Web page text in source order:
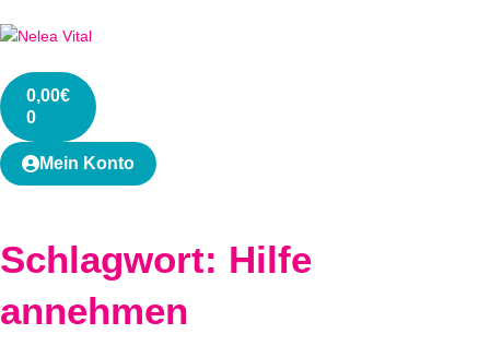
0,00€
0
Mein Konto
Schlagwort: Hilfe
annehmen